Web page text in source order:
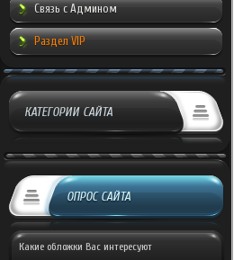
Связь с Админом
Раздел VIP
КАТЕГОРИИ САЙТА
ОПРОС САЙТА
Какие обложки Вас интересуют